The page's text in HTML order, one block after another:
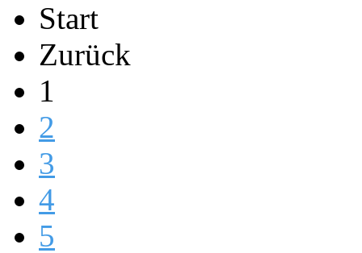
Start
Zurück
1
2
3
4
5